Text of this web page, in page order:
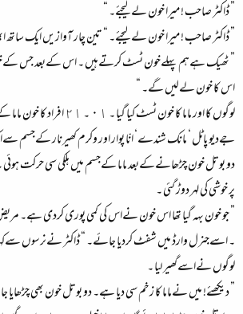
” ڈاکٹر صاحب ! میرا خون لےلیجئے۔ “
” ڈاکٹر صاحب ! میرا خون لےلیجئے۔ “ تین چار آوازیں ایک ساتھ
” ٹھیک ہےہم پہلےخون ٹسٹ کرتےہیں ۔ اس کےبعد جس
اس کا خون لےلیں گے۔ “
لوگوں کا اور ماما کا خون ٹسٹ کیا گیا ۔ ٠١ ۔ ٢١ افراد کا خون ماما کےخون سےمیل کھاتا تھا ۔
جےدیو پاٹل ‘ مانک شندے‘ انّا پوار اور وکرم کھیرنار کےجسم
دو بوتل خون چڑھانےکےبعد ماما کےجسم میں ہلکی سی حرکت
پر خوشی کی لہر دوڑ گئی ۔
” جو خون بہہ گیا تھا اس خون نےاس کی کمی پوری کردی ہے۔
۔ اسےجنرل وارڈ میں شفٹ کردیا جائے۔ “ ڈاکٹر نےنرسوں سےکہا
لوگوں نےاسےگھیر لیا ۔
” دیکھئے! میں نےماما کا زخم سی دیا ہے۔ دو بوتل خون بھی